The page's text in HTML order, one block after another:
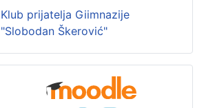
Klub prijatelja Giimnazije
"Slobodan Škerović"